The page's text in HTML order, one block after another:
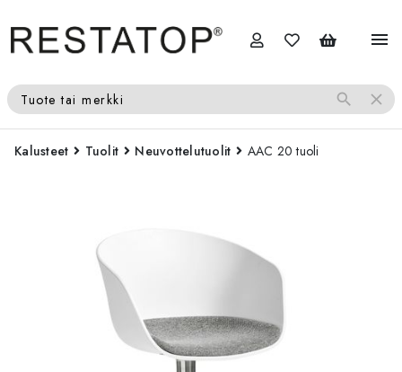
menu
Tuote tai merkki search close
Kalusteet Tuolit Neuvottelutuolit AAC 20 tuoli